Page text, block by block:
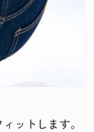
ットします。